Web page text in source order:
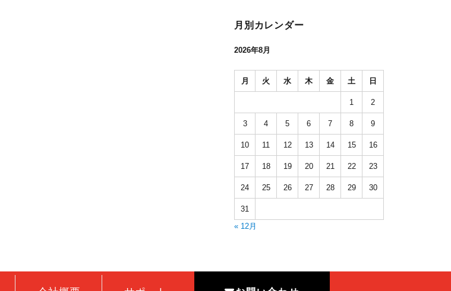
月別カレンダー
2026年8月
月 火 水 木 金 土 日
1 2
3 4 5 6 7 8 9
10 11 12 13 14 15 16
17 18 19 20 21 22 23
24 25 26 27 28 29 30
31
« 12月